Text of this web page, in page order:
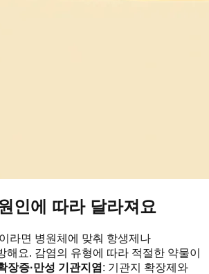
인에 따라 달라져요
라면 병원체에 맞춰 항생제나
해요. 감염의 유형에 따라 적절한 약물이
장증·만성 기관지염: 기관지 확장제와